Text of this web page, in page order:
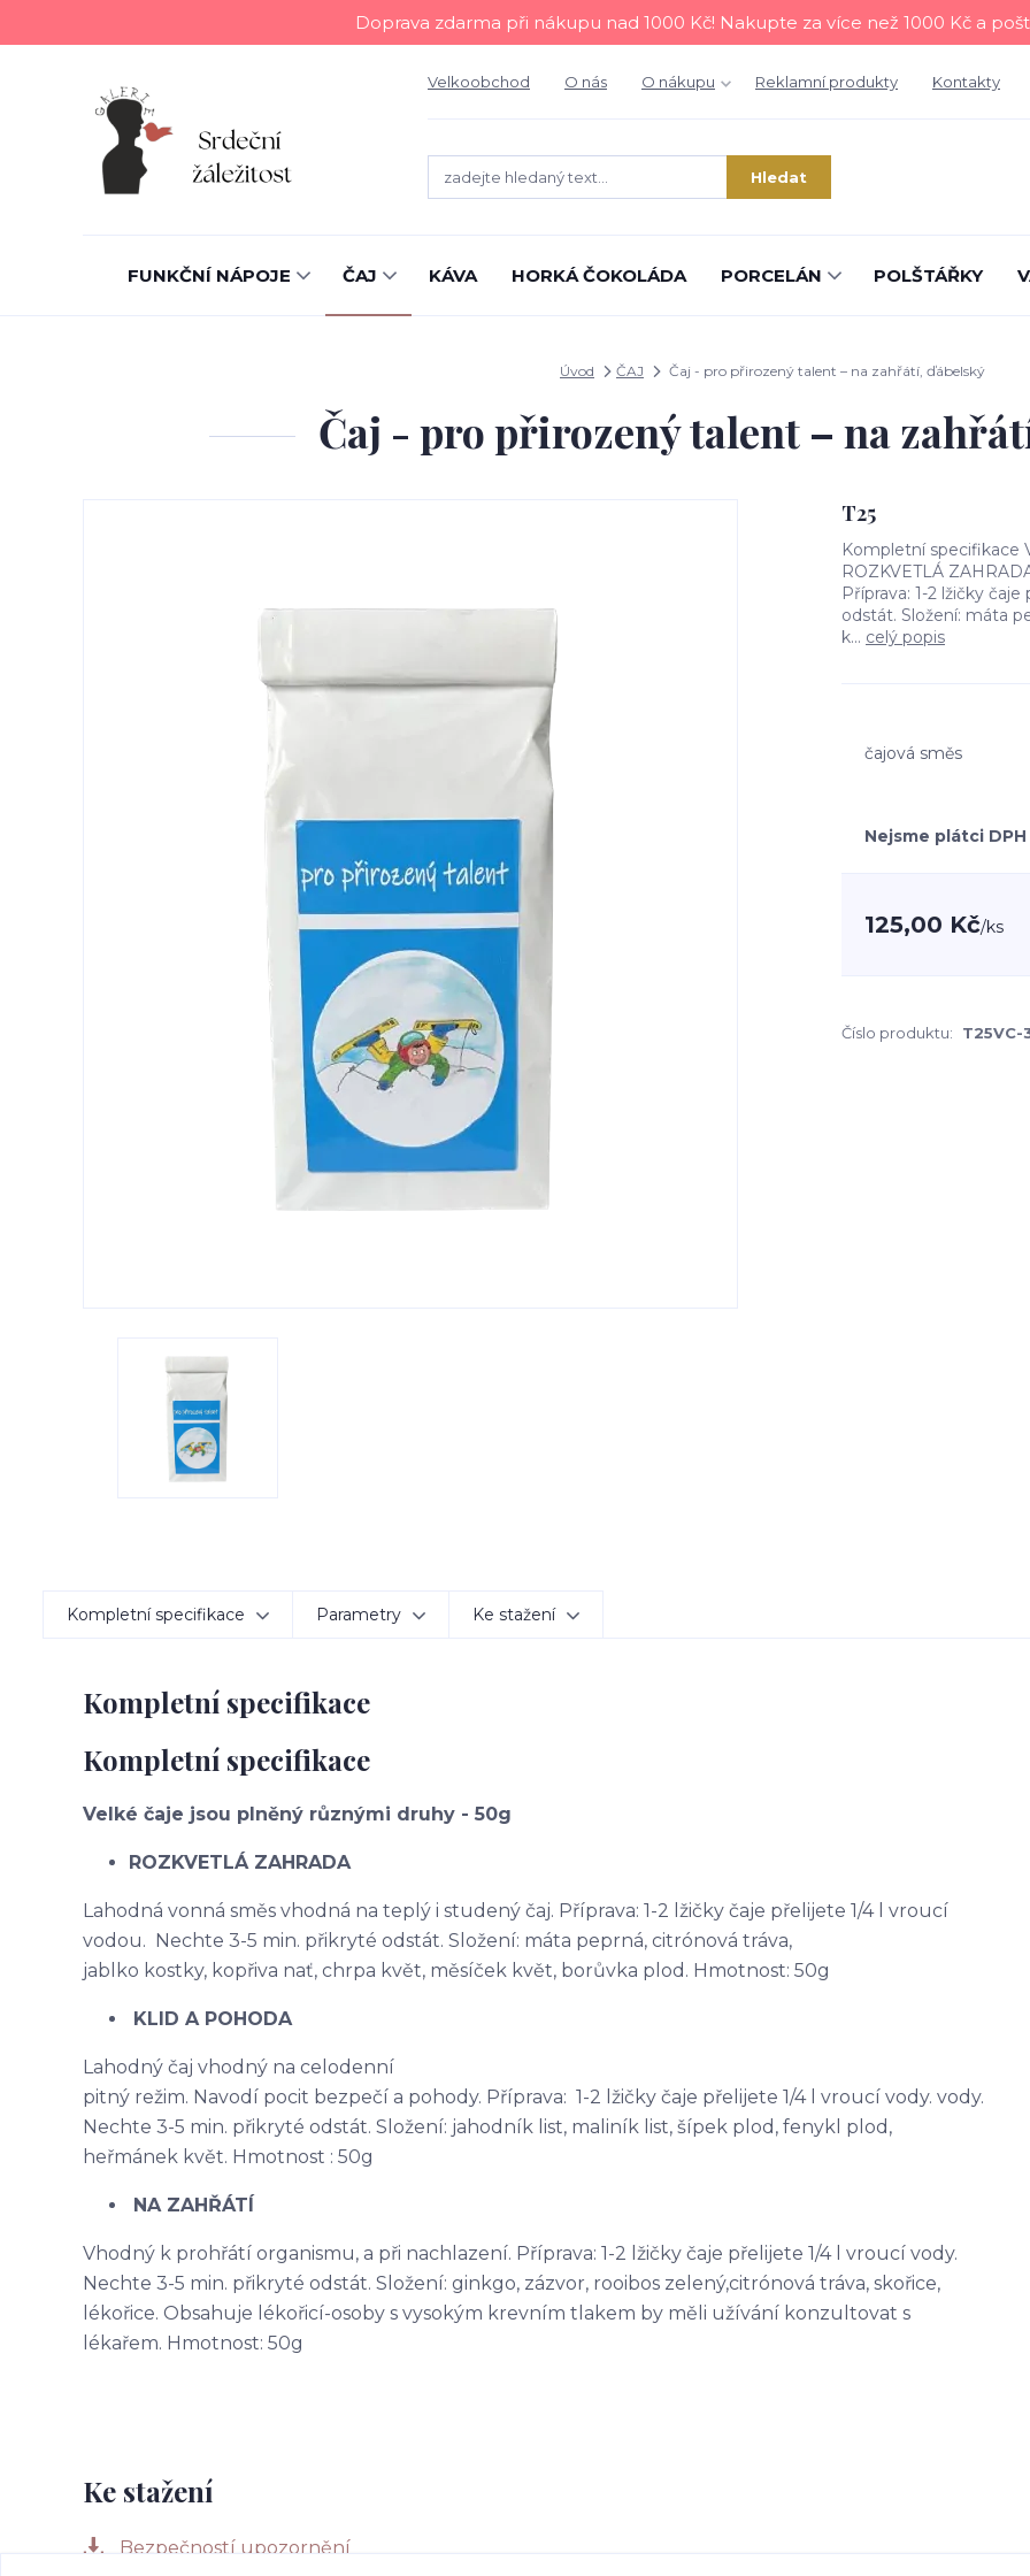
Doprava zdarma při nákupu nad 1000 Kč! Nakupte za více než 1000 Kč a
Velkoobchod O nás O nákupu Reklamní produkty Kontakty
Hledat
FUNKČNÍ NÁPOJE ČAJ KÁVA HORKÁ ČOKOLÁDA PORCELÁN POLŠTÁŘKY
Úvod ČAJ Čaj - pro přirozený talent – na zahřátí, ďábelský
Čaj - pro přirozený talent – na
T25
Kompletní specifikace
ROZKVETLÁ
Příprava: 1-2 lžičky
odstát. Složení: máta
k... celý popis
čajová směs
Nejsme plátci DPH
125,00 Kč/ks
Číslo produktu: T25VC-
Kompletní specifikace Parametry Ke stažení
Kompletní specifikace
Kompletní specifikace
Velké čaje jsou plněný různými druhy - 50g
ROZKVETLÁ ZAHRADA
Lahodná vonná směs vhodná na teplý i studený čaj. Příprava: 1-2 lžičky čaje přelijete 1/4 l vroucí
vodou. Nechte 3-5 min. přikryté odstát. Složení: máta peprná, citrónová tráva,
jablko kostky, kopřiva nať, chrpa květ, měsíček květ, borůvka plod. Hmotnost: 50g
KLID A POHODA
Lahodný čaj vhodný na celodenní
pitný režim. Navodí pocit bezpečí a pohody. Příprava: 1-2 lžičky čaje přelijete 1/4 l vroucí vody. vody.
Nechte 3-5 min. přikryté odstát. Složení: jahodník list, maliník list, šípek plod, fenykl plod,
heřmánek květ. Hmotnost : 50g
NA ZAHŘÁTÍ
Vhodný k prohřátí organismu, a při nachlazení. Příprava: 1-2 lžičky čaje přelijete 1/4 l vroucí vody.
Nechte 3-5 min. přikryté odstát. Složení: ginkgo, zázvor, rooibos zelený,citrónová tráva, skořice,
lékořice. Obsahuje lékořicí-osoby s vysokým krevním tlakem by měli užívání konzultovat s
lékařem. Hmotnost: 50g
Ke stažení
Bezpečností upozornění